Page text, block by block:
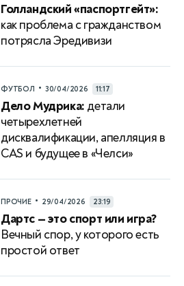
Голландский «паспортгейт»:
как проблема с гражданством
потрясла Эредивизи
ФУТБОЛ • 30/04/2026 11:17
Дело Мудрика: детали
четырехлетней
дисквалификации, апелляция в
CAS и будущее в «Челси»
ПРОЧИЕ • 29/04/2026 23:19
Дартс — это спорт или игра?
Вечный спор, у которого есть
простой ответ